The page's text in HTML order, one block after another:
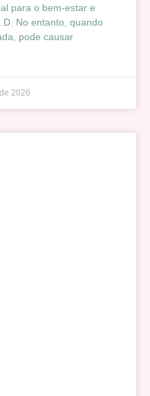
para o bem-estar e
No entanto, quando
pode causar
2026